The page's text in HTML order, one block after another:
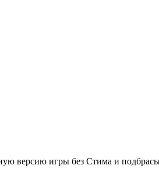
версию игры без Стима и